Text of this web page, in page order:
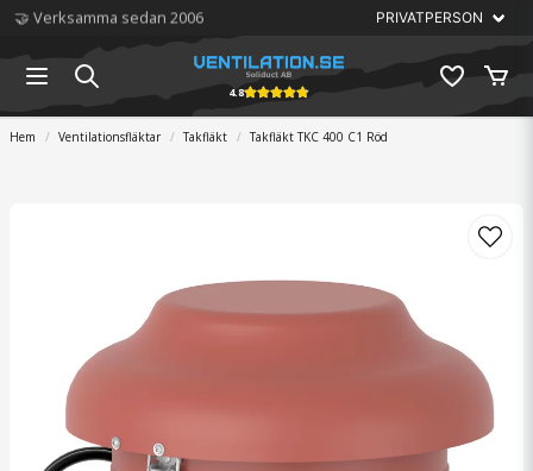
🏆 Störst på ventilation
4.8
Hem Ventilationsfläktar Takfläkt Takfläkt TKC 400 C1 Röd